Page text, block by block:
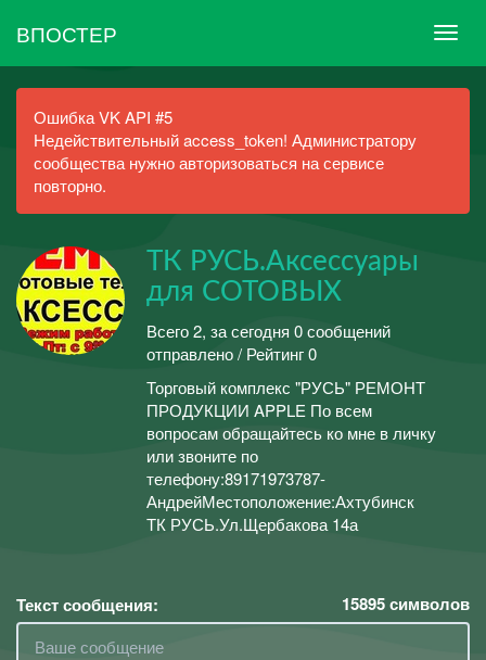
ВПОСТЕР
Ошибка VK API #5
Недействительный access_token! Администратору
сообщества нужно авторизоваться на сервисе
повторно.
ТК РУСЬ.Аксессуары
для СОТОВЫХ
Всего 2, за сегодня 0 сообщений
отправлено / Рейтинг 0
Торговый комплекс "РУСЬ" РЕМОНТ
ПРОДУКЦИИ APPLE По всем
вопросам обращайтесь ко мне в личку
или звоните по
телефону:89171973787-
АндрейМестоположение:Ахтубинск
ТК РУСЬ.Ул.Щербакова 14а
Текст сообщения: 15895символов